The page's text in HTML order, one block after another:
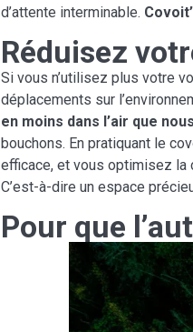
d’attente interminable.
Réduisez
Si vous n’utilisez plus votre
déplacements sur
en moins dans l’air que
bouchons. En pratiquant le
efficace, et vous optimisez la
C’est-à-dire un espace
Pour que